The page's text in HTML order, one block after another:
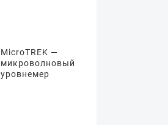
MicroTREK —
микроволновый
уровнемер